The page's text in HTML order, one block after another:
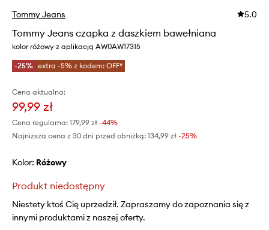
Tommy Jeans 5.0
Tommy Jeans czapka z daszkiem bawełniana
kolor różowy z aplikacją AW0AW17315
-25% extra -5% z kodem: OFF*
Cena aktualna:
99,99 zł
Cena regularna: 179,99 zł -44%
Najniższa cena z 30 dni przed obniżką: 134,99 zł -25%
Kolor: różowy
Produkt niedostępny
Niestety ktoś Cię uprzedził. Zapraszamy do zapoznania się z
innymi produktami z naszej oferty.